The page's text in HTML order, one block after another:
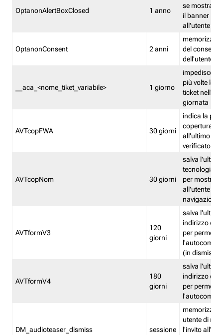
OptanonAlertBoxClosed 1 anno
se mostrare
il banner
all'utente
OptanonConsent 2 anni
memorizza
del
dell'utente
__aca_<nome_tiket_variabile> 1 giorno
impedisce di
più volte lo
ticket
giornata
AVTcopFWA 30 giorni
indica la
copertura
all'ultimo
verificato
AVTcopNom 30 giorni
salva l'ultima
tecnologia
per
all'utente
navigazione
AVTformV3
120
giorni
salva l'ultimo
indirizzo di
per
(in
AVTformV4
180
giorni
salva l'ultimo
indirizzo di
per
DM_audioteaser_dismiss sessione
memorizza
utente di
l'invito